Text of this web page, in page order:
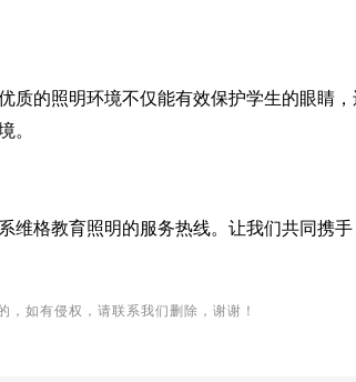
质的照明环境不仅能有效保护学生的眼睛
。
维格教育照明的服务热线。让我们共同携
如有侵权，请联系我们删除，谢谢！